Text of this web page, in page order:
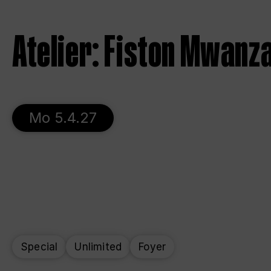
Atelier: Fiston
Mo 5.4.27
Special Unlimited Foyer